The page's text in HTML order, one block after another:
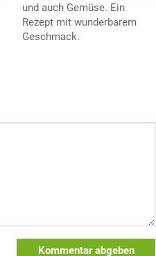
und auch Gemüse. Ein
Rezept mit wunderbarem
Geschmack.
Kommentar abgeben